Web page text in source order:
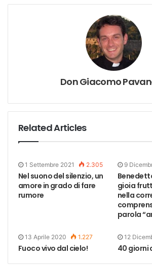
Don Giacomo
Related Articles
1 Settembre 2021 2.305
Nel suono del silenzio, un
amore in grado di fare
rumore
9
gioia
nella
parola
13 Aprile 2020 1.227
Fuoco vivo dal cielo!
12
40 giorni